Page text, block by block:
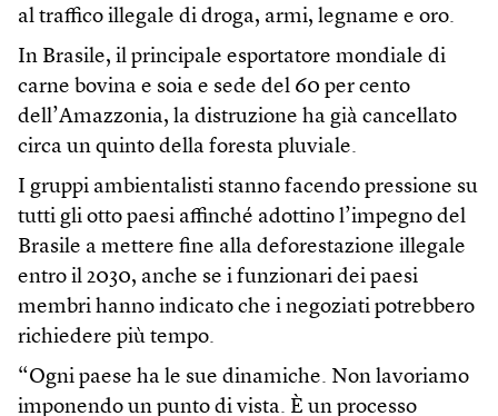
al traffico illegale di droga, armi, legname e oro.
In Brasile, il principale esportatore mondiale di
carne bovina e soia e sede del 60 per cento
dell’Amazzonia, la distruzione ha già cancellato
circa un quinto della foresta pluviale.
I gruppi ambientalisti stanno facendo pressione su
tutti gli otto paesi affinché adottino l’impegno del
Brasile a mettere fine alla deforestazione illegale
entro il 2030, anche se i funzionari dei paesi
membri hanno indicato che i negoziati potrebbero
richiedere più tempo.
“Ogni paese ha le sue dinamiche. Non lavoriamo
imponendo un punto di vista. È un processo